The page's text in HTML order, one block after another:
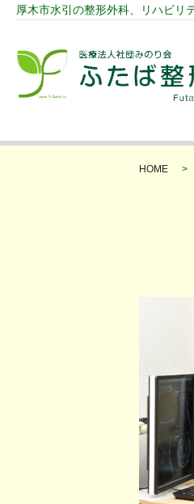
厚木市水引の整形外科、リハビ
HOME